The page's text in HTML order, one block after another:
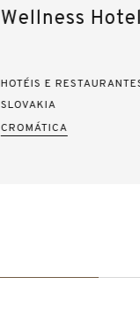
Wellness Hotel
HOTÉIS E
SLOVAKIA
CROMÁTICA